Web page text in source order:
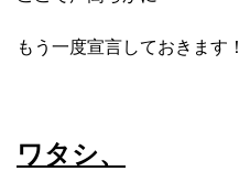
もう一度宣言しておきます！
ワタシ、